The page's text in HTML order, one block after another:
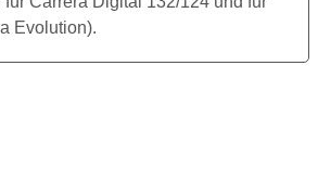
Evolution).